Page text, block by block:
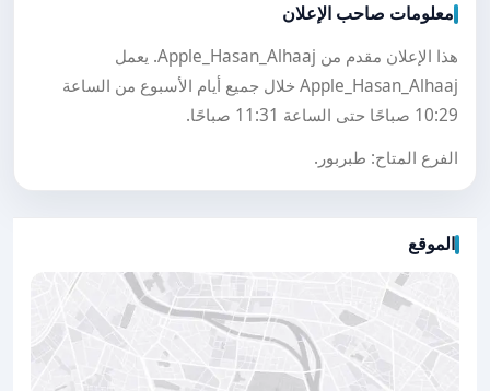
معلومات صاحب الإعلان
هذا الإعلان مقدم من Apple_Hasan_Alhaaj. يعمل
Apple_Hasan_Alhaaj خلال جميع أيام الأسبوع من الساعة
10:29 صباحًا حتى الساعة 11:31 صباحًا.
الفرع المتاح: طبربور.
الموقع